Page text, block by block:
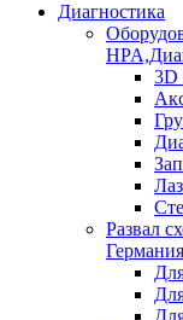
Диагностика
Развал
Германия